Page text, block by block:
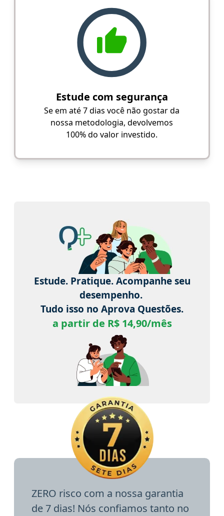
Estude com segurança
Se em até 7 dias você não gostar da
nossa metodologia, devolvemos
100% do valor investido.
Estude. Pratique. Acompanhe seu
desempenho.
Tudo isso no Aprova Questões.
a partir de R$ 14,90/mês
ZERO risco com a nossa garantia
de 7 dias! Nós confiamos tanto no